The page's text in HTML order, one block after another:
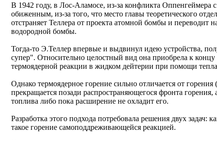
В 1942 году, в Лос-Аламосе, из-за конфликта Оппенгеймера
обиженным, из-за того, что место главы теоретического
отстраняет Теллера от проекта атомной бомбы и переводит
водородной бомбы.
Тогда-то Э.Теллер впервые и выдвинул идею устройства,
супер". Относительно целостный вид она приобрела к концу
термоядерной реакции в жидком дейтерии при помощи тепла
Однако термоядерное горение сильно отличается от
прекращается позади распространяющегося фронта
топлива либо пока расширение не охладит его.
Разработка этого подхода потребовала решения двух задач:
такое горение самоподдреживающейся реакцией.